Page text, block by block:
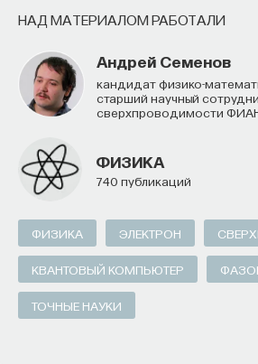
НАД МАТЕРИАЛОМ РАБОТАЛИ
Андрей Семенов
Кандидат физико-математических наук,
старший научный
сверхпроводимости
ФИЗИКА
740 публикаций
ФИЗИКА ЭЛЕКТРОН
КВАНТОВЫЙ КОМПЬЮТЕР
ТОЧНЫЕ НАУКИ